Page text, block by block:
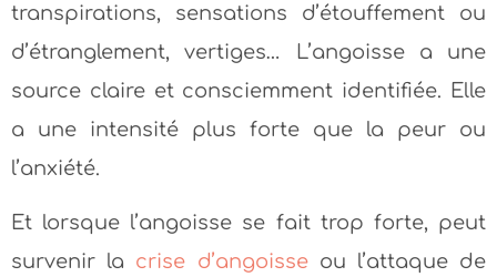
transpirations, sensations d’étouffement ou
d’étranglement, vertiges… L’angoisse a une
source claire et consciemment identifiée. Elle
a une intensité plus forte que la peur ou
l’anxiété.
Et lorsque l’angoisse se fait trop forte, peut
survenir la crise d’angoisseou l’attaque de